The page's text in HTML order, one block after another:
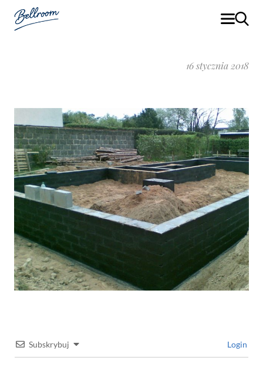
16 stycznia 2018
Subskrybuj Login